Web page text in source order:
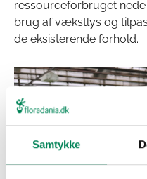
Samtykke
ressourceforbruget
brug af vækstlys og
de eksisterende forhold.